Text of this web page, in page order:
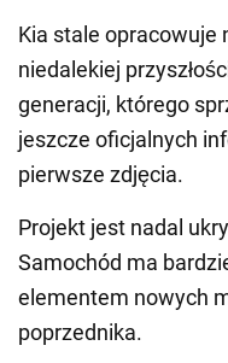
Kia stale opracowuje
niedalekiej
generacji, którego
jeszcze oficjalnych
pierwsze zdjęcia.
Projekt jest nadal
Samochód ma
elementem nowych
poprzednika.